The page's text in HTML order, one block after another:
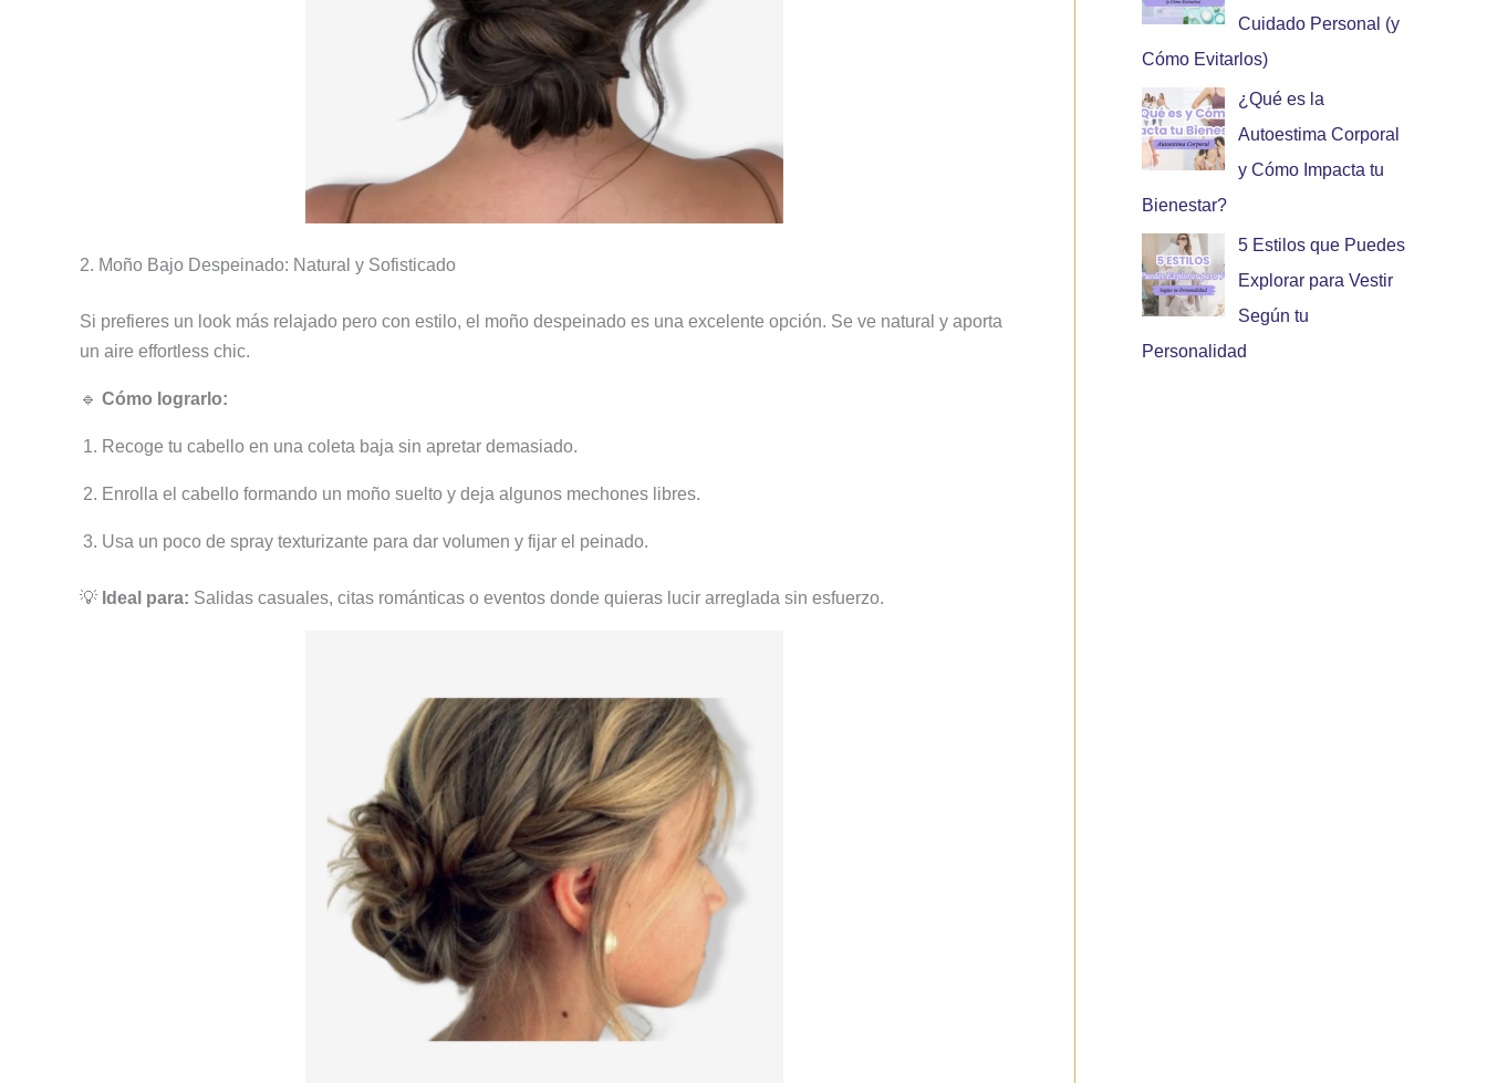
2. Moño Bajo Despeinado: Natural y Sofisticado
Si prefieres un look más relajado pero con estilo, el moño despeinado es una excelente opción. Se ve natural y aporta
un aire effortless chic.
🔹 Cómo lograrlo:
Recoge tu cabello en una coleta baja sin apretar demasiado.
Enrolla el cabello formando un moño suelto y deja algunos mechones libres.
Usa un poco de spray texturizante para dar volumen y fijar el peinado.
💡 Ideal para: Salidas casuales, citas románticas o eventos donde quieras lucir arreglada sin esfuerzo.
Cuidado Personal (y
Cómo Evitarlos)
¿Qué es la
Autoestima Corporal
y Cómo Impacta tu
Bienestar?
5 Estilos que Puedes
Explorar para Vestir
Según tu
Personalidad